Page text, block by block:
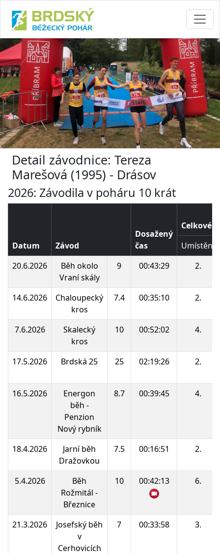
Detail závodnice: Tereza
Marešová (1995) - Drásov
2026: Závodila v poháru 10 krát
Datum Závod
Dosažený
čas
Celkové
Umístění
20.6.2026
Běh okolo
Vraní skály
9 00:43:29 2.
14.6.2026
Chaloupecký
kros
7.4 00:35:10 2.
7.6.2026
Skalecký
kros
10 00:52:02 4.
17.5.2026 Brdská 25 25 02:19:26 2.
16.5.2026
Energon
běh -
Penzion
Nový rybník
8.7 00:39:45 4.
18.4.2026
Jarní běh
Dražovkou
7.5 00:16:51 2.
5.4.2026
Běh
Rožmitál -
Březnice
10 00:42:13 6.
21.3.2026
Josefský běh
v
Cerhovicích
7 00:33:58 3.